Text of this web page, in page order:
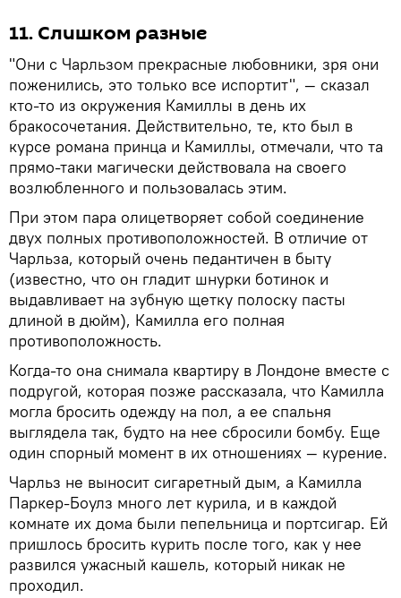
11. Слишком разные
"Они с Чарльзом прекрасные любовники, зря они
поженились, это только все испортит", — сказал
кто-то из окружения Камиллы в день их
бракосочетания. Действительно, те, кто был в
курсе романа принца и Камиллы, отмечали, что та
прямо-таки магически действовала на своего
возлюбленного и пользовалась этим.
При этом пара олицетворяет собой соединение
двух полных противоположностей. В отличие от
Чарльза, который очень педантичен в быту
(известно, что он гладит шнурки ботинок и
выдавливает на зубную щетку полоску пасты
длиной в дюйм), Камилла его полная
противоположность.
Когда-то она снимала квартиру в Лондоне вместе с
подругой, которая позже рассказала, что Камилла
могла бросить одежду на пол, а ее спальня
выглядела так, будто на нее сбросили бомбу. Еще
один спорный момент в их отношениях — курение.
Чарльз не выносит сигаретный дым, а Камилла
Паркер-Боулз много лет курила, и в каждой
комнате их дома были пепельница и портсигар. Ей
пришлось бросить курить после того, как у нее
развился ужасный кашель, который никак не
проходил.